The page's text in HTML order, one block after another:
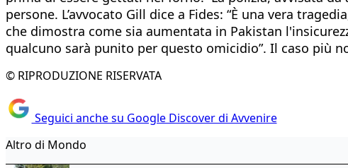
persone. L’avvocato Gill dice a Fides: “È una vera
che dimostra come sia aumentata in Pakistan
qualcuno sarà punito per questo omicidio”. Il caso più
© RIPRODUZIONE RISERVATA
Seguici anche su Google Discover di Avvenire
Altro di Mondo